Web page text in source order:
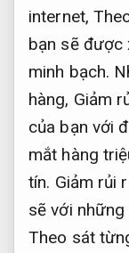
internet,
bạn sẽ được
minh bạch.
hàng, Giảm
của bạn với
mắt hàng
tín. Giảm rủi
sẽ với
Theo sát